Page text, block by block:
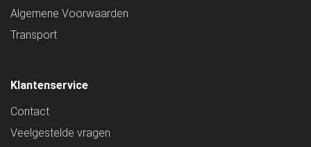
Algemene Voorwaarden
Transport
Klantenservice
Contact
Veelgestelde vragen